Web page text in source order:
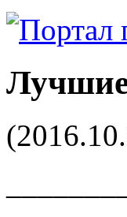
Лучшие